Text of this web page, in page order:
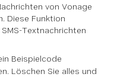
von Vonage
Diese Funktion
Textnachrichten
Beispielcode
Löschen Sie alles und